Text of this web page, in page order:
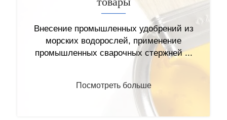
———
Внесение промышленных удобрений из
морских водорослей, применение
промышленных сварочных стержней ...
Посмотреть больше
7O6 Na）n
———
Альгинат натрия - это разновидность
полисахарида, извлекаемого...
Посмотреть больше